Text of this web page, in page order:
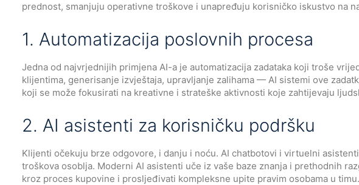
prednost, smanjuju operativne troškove i unapređuju korisničko iskustvo na
1. Automatizacija poslovnih procesa
Jedna od najvrjednijih primjena AI-a je automatizacija zadataka koji troše
klijentima, generisanje izvještaja, upravljanje zalihama — AI sistemi ove
koji se može fokusirati na kreativne i strateške aktivnosti koje zahtijevaju
2. AI asistenti za korisničku podršku
Klijenti očekuju brze odgovore, i danju i noću. AI chatbotovi i virtuelni
troškova osoblja. Moderni AI asistenti uče iz vaše baze znanja i prethodnih
kroz proces kupovine i prosljeđivati kompleksne upite pravim osobama u